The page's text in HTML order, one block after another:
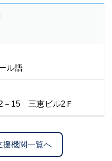
ル語
－15 三恵ビル2Ｆ
援機関一覧へ